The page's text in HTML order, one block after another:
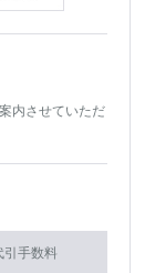
内させていただ
引手数料